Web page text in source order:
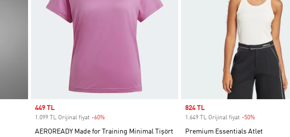
Sale price
449 TL
1.099 TL Orijinal fiyat -60%Discount
AEROREADY Made for Training Minimal Tişört
Sale price
824 TL
1.649 TL Orijinal fiyat -50%
Premium Essentials Atlet